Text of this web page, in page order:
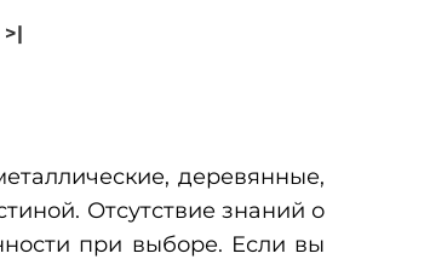
>|
деревянные,
Отсутствие знаний о
при выборе. Если вы